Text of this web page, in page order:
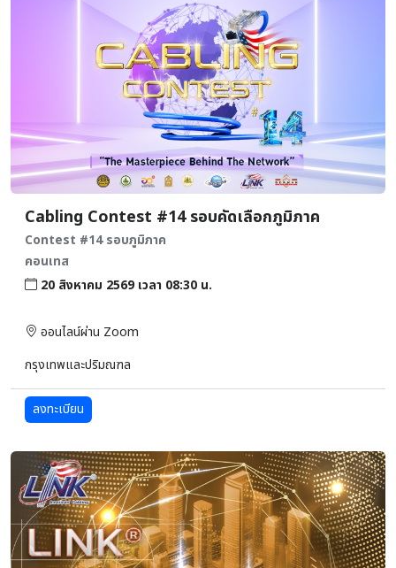
Cabling Contest #14 รอบคัดเลือกภูมิภาค
Contest #14 รอบภูมิภาค
คอนเทส
20 สิงหาคม 2569 เวลา 08:30 น.
ออนไลน์ผ่าน Zoom
กรุงเทพและปริมณฑล
ลงทะเบียน